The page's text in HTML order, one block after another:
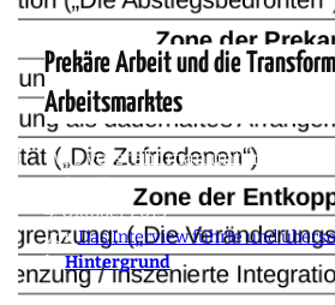
Prekäre Arbeit und die
Arbeitsmarktes
Was versteht man unter dem
Arbeit“?
4. Oktober 2013
vonDas Interview führte und
inHintergrund